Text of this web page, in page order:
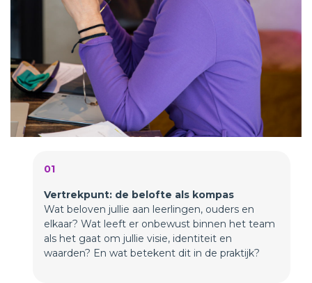
01
Vertrekpunt: de belofte als kompas
Wat beloven jullie aan leerlingen, ouders en
elkaar? Wat leeft er onbewust binnen het team
als het gaat om jullie visie, identiteit en
waarden? En wat betekent dit in de praktijk?